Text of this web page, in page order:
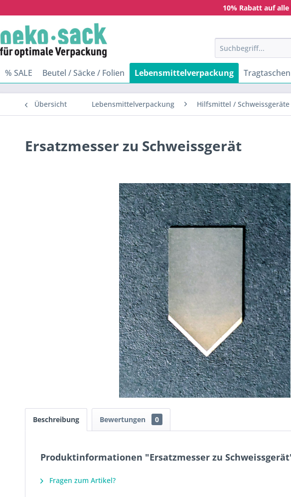
10% Rabatt auf
% SALE Beutel / Säcke / Folien Lebensmittelverpackung Tragtaschen
Übersicht Lebensmittelverpackung Hilfsmittel / Schweissgeräte
Ersatzmesser zu Schweissgerät
Beschreibung Bewertungen 0
Produktinformationen "Ersatzmesser zu
Fragen zum Artikel?